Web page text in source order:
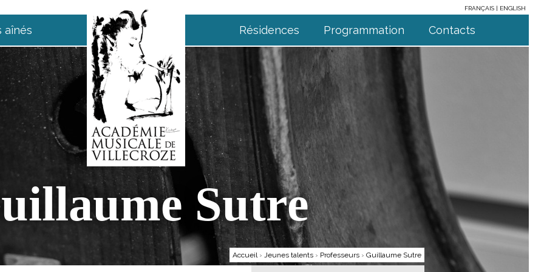
FRANÇAIS
ENGLISH
aînés Résidences Programmation Contacts
Sutre
Accueil › Jeunes talents › Professeurs › Guillaume Sutre